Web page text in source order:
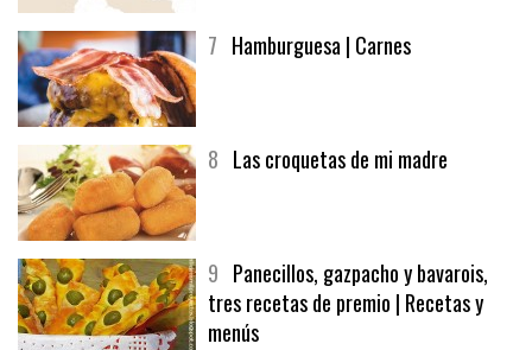
7 Hamburguesa | Carnes
8 Las croquetas de mi madre
9 Panecillos, gazpacho y bavarois,
tres recetas de premio | Recetas y
menús